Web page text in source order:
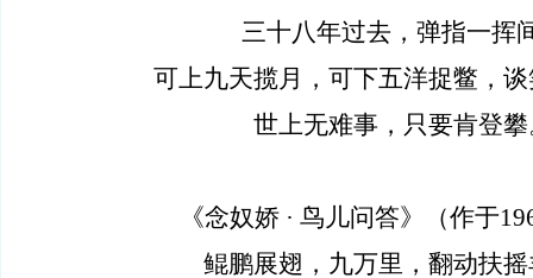
三十八年过去，弹指一挥
可上九天揽月，可下五洋捉鳖，
世上无难事，只要肯登攀
《念奴娇 · 鸟儿问答》 （作于
鲲鹏展翅，九万里，翻动扶